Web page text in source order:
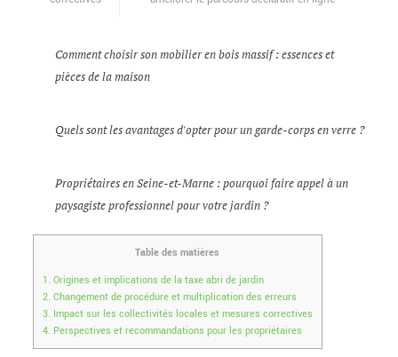
Comment choisir son mobilier en bois massif : essences et
pièces de la maison
Quels sont les avantages d'opter pour un garde-corps en verre ?
Propriétaires en Seine-et-Marne : pourquoi faire appel à un
paysagiste professionnel pour votre jardin ?
Table des matières
1. Origines et implications de la taxe abri de jardin
2. Changement de procédure et multiplication des erreurs
3. Impact sur les collectivités locales et mesures correctives
4. Perspectives et recommandations pour les propriétaires